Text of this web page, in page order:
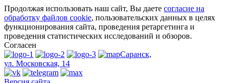
Продолжая использовать наш сайт, Вы даете согласие на
обработку файлов cookie, пользовательских данных в целях
функционирования сайта, проведения ретаргетинга и
проведения статистических исследований и обзоров.
Согласен
Саранск,
ул. Московская, 14